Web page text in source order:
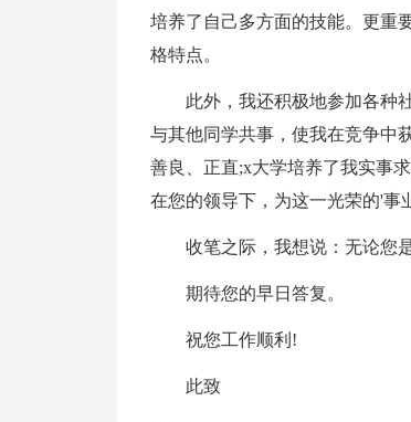
培养了自己多方面的技能。更重
格特点。
此外，我还积极地参加各种社
与其他同学共事，使我在竞争中
善良、正直;x大学培养了我实事
在您的领导下，为这一光荣的'事
收笔之际，我想说：无论您是
期待您的早日答复。
祝您工作顺利!
此致